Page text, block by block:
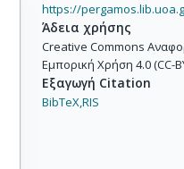
https://
Άδεια χρήσης
Creative Commons
Εμπορική Χρήση 4.0 (CC-
Εξαγωγή Citation
BibTeX,RIS